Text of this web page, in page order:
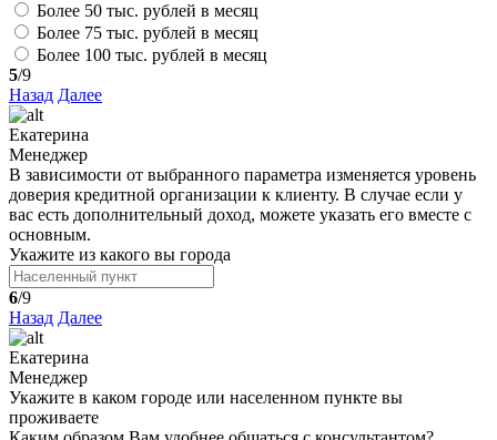
Более 50 тыс. рублей в месяц
Более 75 тыс. рублей в месяц
Более 100 тыс. рублей в месяц
5/9
Назад Далее
Екатерина
Менеджер
В зависимости от выбранного параметра изменяется уровень
доверия кредитной организации к клиенту. В случае если у
вас есть дополнительный доход, можете указать его вместе с
основным.
Укажите из какого вы города
6/9
Назад Далее
Екатерина
Менеджер
Укажите в каком городе или населенном пункте вы
проживаете